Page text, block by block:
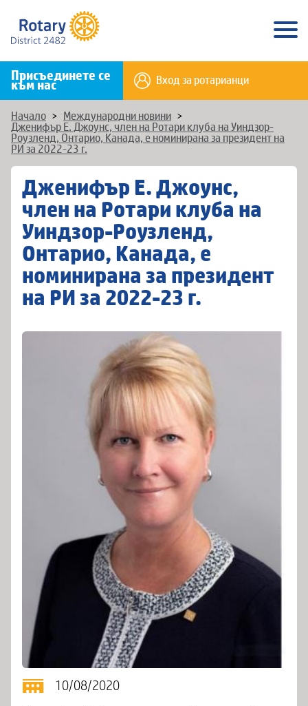
Присъединете се
към нас Вход за ротарианци
Начало > Международни новини >
Дженифър Е. Джоунс, член на Ротари клуба на Уиндзор-
Роузленд, Онтарио, Канада, е номинирана за президент на
РИ за 2022-23 г.
Дженифър Е. Джоунс,
член на Ротари клуба на
Уиндзор-Роузленд,
Онтарио, Канада, е
номинирана за президент
на РИ за 2022-23 г.
10/08/2020